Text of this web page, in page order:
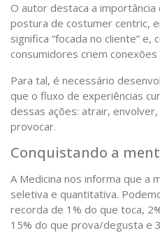
O autor destaca a
postura de costumer centric,
significa “focada no cliente”
consumidores criem conexões
Para tal, é necessário
que o fluxo de experiências
dessas ações: atrair,
provocar.
Conquistando a
A Medicina nos informa que a
seletiva e quantitativa.
recorda de 1% do que toca,
15% do que prova/degusta e